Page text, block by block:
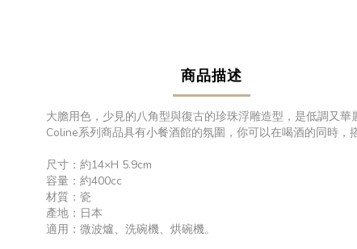
商品描述
大膽用色，少見的八角型與復古的珍珠浮雕造型，是低調又華
Coline系列商品具有小餐酒館的氛圍，你可以在喝酒的同時，
尺寸：約14×H 5.9cm
容量：約400cc
材質：瓷
產地：日本
適用：微波爐、洗碗機、烘碗機。